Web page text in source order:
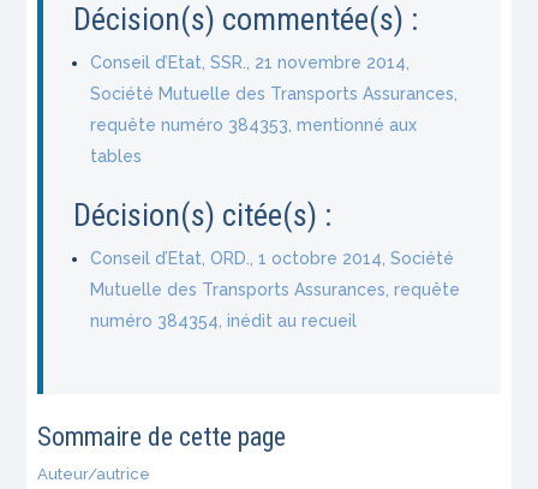
Décision(s) commentée(s) :
Conseil d’Etat, SSR., 21 novembre 2014,
Société Mutuelle des Transports Assurances,
requête numéro 384353, mentionné aux
tables
Décision(s) citée(s) :
Conseil d’Etat, ORD., 1 octobre 2014, Société
Mutuelle des Transports Assurances, requête
numéro 384354, inédit au recueil
Sommaire de cette page
Auteur/autrice